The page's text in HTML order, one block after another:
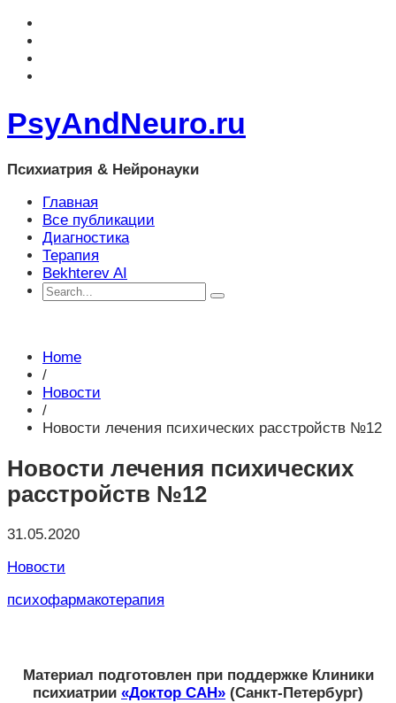
PsyAndNeuro.ru
Психиатрия & Нейронауки
Главная
Все публикации
Диагностика
Терапия
Bekhterev AI
Home
/
Новости
/
Новости лечения психических расстройств №12
Новости лечения психических
расстройств №12
31.05.2020
Новости
психофармакотерапия
Материал подготовлен при поддержке Клиники
психиатрии «Доктор САН» (Санкт-Петербург)